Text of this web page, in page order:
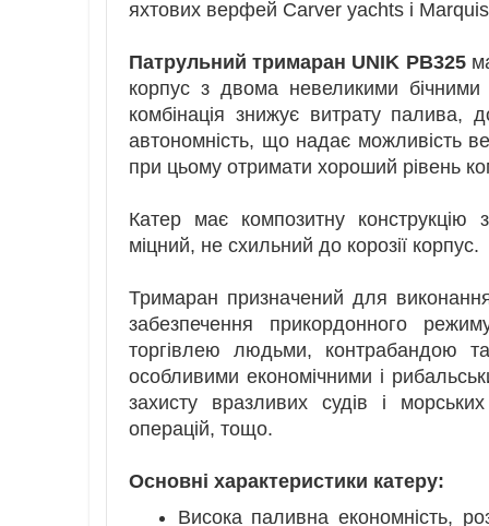
яхтових верфей Carver yachts і Marquis
Патрульний тримаран UNIK PB325
корпус з двома невеликими
комбінація знижує витрату палива,
автономність, що надає можливість
при цьому отримати хороший рівень
Катер має композитну конструкцію
міцний, не схильний до корозії корпус.
Тримаран призначений для
забезпечення прикордонного
торгівлею людьми, контрабандою
особливими економічними і
захисту вразливих судів і
операцій, тощо.
Основні характеристики катеру:
Висока паливна економність,